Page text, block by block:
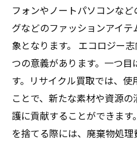
フォンやノートパソコンな
グなどのファッションアイ
象となります。 エコロジー
つの意義があります。一つ
す。リサイクル買取では、
ことで、新たな素材や資源
護に貢献することができま
を捨てる際には、廃棄物処